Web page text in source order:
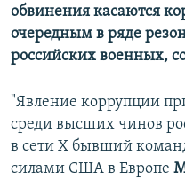
обвинения касаются
очередным в ряде
российских военных,
"Явление коррупции
среди высших чинов
в сети Х бывший
силами США в Европе